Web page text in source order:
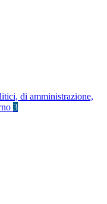
di amministrazione,
3